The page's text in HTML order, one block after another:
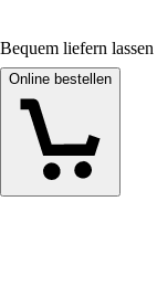
Bequem liefern lassen
Online bestellen